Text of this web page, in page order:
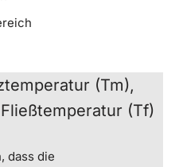
(Tm),
(Tf)
dass die